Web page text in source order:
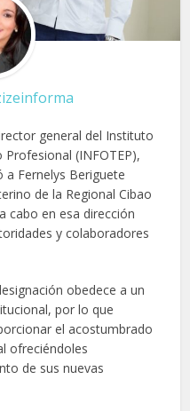
general del Instituto
(INFOTEP),
a Fernelys Beriguete
de la Regional Cibao
cabo en esa dirección
y colaboradores
obedece a un
por lo que
el acostumbrado
ofreciéndoles
de sus nuevas